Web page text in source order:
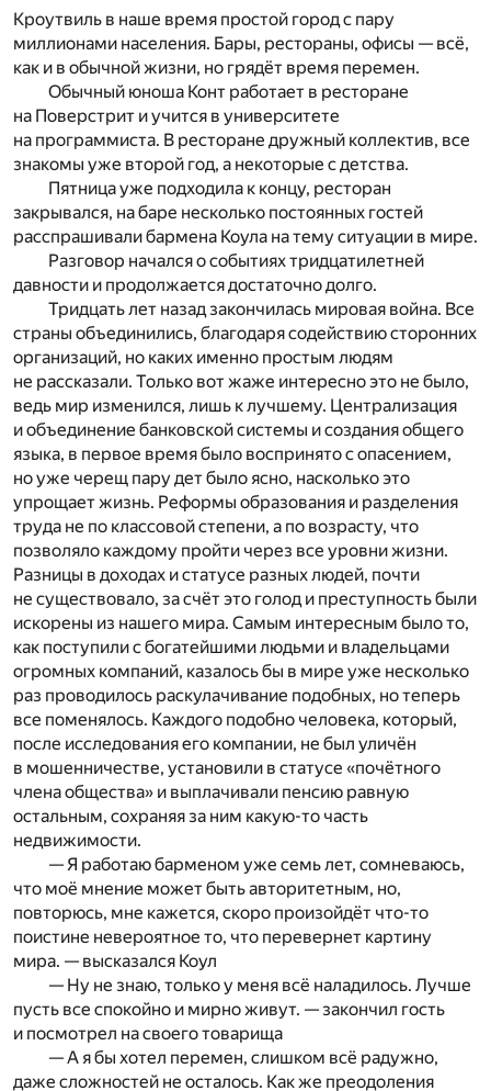
Кроутвиль в наше время простой город с пару
миллионами населения. Бары, рестораны, офисы — всё,
как и в обычной жизни, но грядёт время перемен.
Обычный юноша Конт работает в ресторане
на Поверстрит и учится в университете
на программиста. В ресторане дружный коллектив, все
знакомы уже второй год, а некоторые с детства.
Пятница уже подходила к концу, ресторан
закрывался, на баре несколько постоянных гостей
расспрашивали бармена Коула на тему ситуации в мире.
Разговор начался о событиях тридцатилетней
давности и продолжается достаточно долго.
Тридцать лет назад закончилась мировая война. Все
страны объединились, благодаря содействию сторонних
организаций, но каких именно простым людям
не рассказали. Только вот жаже интересно это не было,
ведь мир изменился, лишь к лучшему. Централизация
и объединение банковской системы и создания общего
языка, в первое время было воспринято с опасением,
но уже черещ пару дет было ясно, насколько это
упрощает жизнь. Реформы образования и разделения
труда не по классовой степени, а по возрасту, что
позволяло каждому пройти через все уровни жизни.
Разницы в доходах и статусе разных людей, почти
не существовало, за счёт это голод и преступность были
искорены из нашего мира. Самым интересным было то,
как поступили с богатейшими людьми и владельцами
огромных компаний, казалось бы в мире уже несколько
раз проводилось раскулачивание подобных, но теперь
все поменялось. Каждого подобно человека, который,
после исследования его компании, не был уличён
в мошенничестве, установили в статусе «почётного
члена общества» и выплачивали пенсию равную
остальным, сохраняя за ним какую-то часть
недвижимости.
— Я работаю барменом уже семь лет, сомневаюсь,
что моё мнение может быть авторитетным, но,
повторюсь, мне кажется, скоро произойдёт что-то
поистине невероятное то, что перевернет картину
мира. — высказался Коул
— Ну не знаю, только у меня всё наладилось. Лучше
пусть все спокойно и мирно живут. — закончил гость
и посмотрел на своего товарища
— А я бы хотел перемен, слишком всё радужно,
даже сложностей не осталось. Как же преодоления